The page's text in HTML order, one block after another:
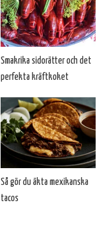
Smakrika sidorätter och det
perfekta kräftkoket
Så gör du äkta mexikanska
tacos